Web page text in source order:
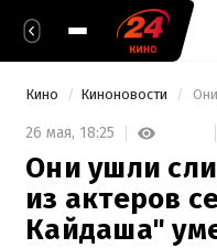
Кино Киноновости
26 мая, 18:25
Они ушли
из актеров
Кайдаша"